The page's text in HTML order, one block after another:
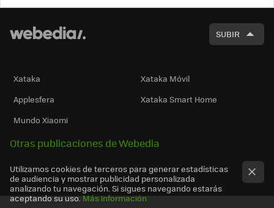
SUBIR
Xataka
Xataka Móvil
Applesfera
Xataka Smart Home
Mundo Xiaomi
Otras publicaciones de Webedia
Utilizamos cookies de terceros para generar estadísticas
de audiencia y mostrar publicidad personalizada
analizando tu navegación. Si sigues navegando estarás
aceptando su uso. Más información